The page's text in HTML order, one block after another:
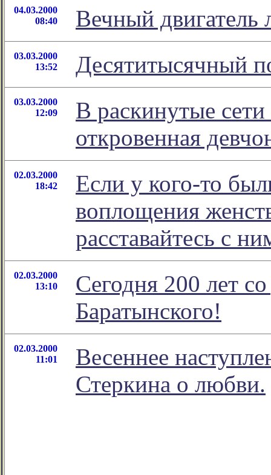
04.03.2000
08:40
Вечный двигатель
03.03.2000
13:52
Десятитысячный
03.03.2000
12:09
В раскинутые
откровенная
02.03.2000
18:42
Если у кого-то
воплощения
расставайтесь с
02.03.2000
13:10
Сегодня 200 лет
Баратынского!
02.03.2000
11:01
Весеннее
Стеркина о любви.